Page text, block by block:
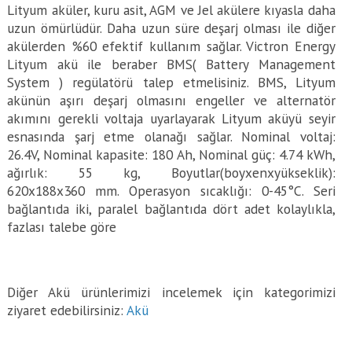
Lityum aküler, kuru asit, AGM ve Jel akülere kıyasla daha
uzun ömürlüdür. Daha uzun süre deşarj olması ile diğer
akülerden %60 efektif kullanım sağlar. Victron Energy
Lityum akü ile beraber BMS( Battery Management
System ) regülatörü talep etmelisiniz. BMS, Lityum
akünün aşırı deşarj olmasını engeller ve alternatör
akımını gerekli voltaja uyarlayarak Lityum aküyü seyir
esnasında şarj etme olanağı sağlar. Nominal voltaj:
26.4V, Nominal kapasite: 180 Ah, Nominal güç: 4.74 kWh,
ağırlık: 55 kg, Boyutlar(boyxenxyükseklik):
620x188x360 mm. Operasyon sıcaklığı: 0-45°C. Seri
bağlantıda iki, paralel bağlantıda dört adet kolaylıkla,
fazlası talebe göre
Diğer Akü ürünlerimizi incelemek için kategorimizi
ziyaret edebilirsiniz:Akü